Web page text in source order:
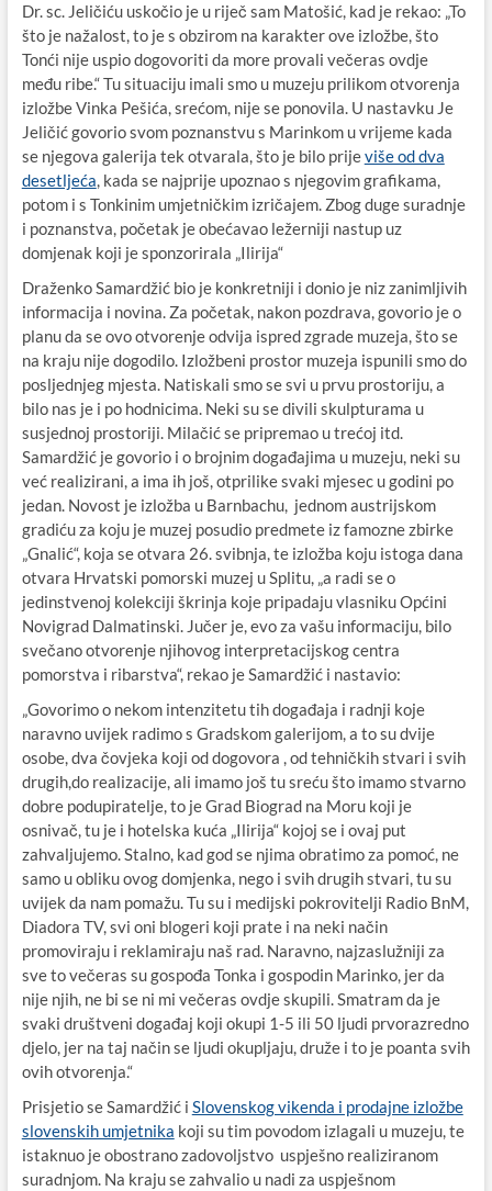
Dr. sc. Jeličiću uskočio je u riječ sam Matošić, kad je rekao: „To
što je nažalost, to je s obzirom na karakter ove izložbe, što
Tonći nije uspio dogovoriti da more provali večeras ovdje
među ribe.“ Tu situaciju imali smo u muzeju prilikom otvorenja
izložbe Vinka Pešića, srećom, nije se ponovila. U nastavku Je
Jeličić govorio svom poznanstvu s Marinkom u vrijeme kada
se njegova galerija tek otvarala, što je bilo prijeviše od dva
desetljeća, kada se najprije upoznao s njegovim grafikama,
potom i s Tonkinim umjetničkim izričajem. Zbog duge suradnje
i poznanstva, početak je obećavao ležerniji nastup uz
domjenak koji je sponzorirala „Ilirija“
Draženko Samardžić bio je konkretniji i donio je niz zanimljivih
informacija i novina. Za početak, nakon pozdrava, govorio je o
planu da se ovo otvorenje odvija ispred zgrade muzeja, što se
na kraju nije dogodilo. Izložbeni prostor muzeja ispunili smo do
posljednjeg mjesta. Natiskali smo se svi u prvu prostoriju, a
bilo nas je i po hodnicima. Neki su se divili skulpturama u
susjednoj prostoriji. Milačić se pripremao u trećoj itd.
Samardžić je govorio i o brojnim događajima u muzeju, neki su
već realizirani, a ima ih još, otprilike svaki mjesec u godini po
jedan. Novost je izložba u Barnbachu, jednom austrijskom
gradiću za koju je muzej posudio predmete iz famozne zbirke
„Gnalić“, koja se otvara 26. svibnja, te izložba koju istoga dana
otvara Hrvatski pomorski muzej u Splitu, „a radi se o
jedinstvenoj kolekciji škrinja koje pripadaju vlasniku Općini
Novigrad Dalmatinski. Jučer je, evo za vašu informaciju, bilo
svečano otvorenje njihovog interpretacijskog centra
pomorstva i ribarstva“, rekao je Samardžić i nastavio:
„Govorimo o nekom intenzitetu tih događaja i radnji koje
naravno uvijek radimo s Gradskom galerijom, a to su dvije
osobe, dva čovjeka koji od dogovora , od tehničkih stvari i svih
drugih,do realizacije, ali imamo još tu sreću što imamo stvarno
dobre podupiratelje, to je Grad Biograd na Moru koji je
osnivač, tu je i hotelska kuća „Ilirija“ kojoj se i ovaj put
zahvaljujemo. Stalno, kad god se njima obratimo za pomoć, ne
samo u obliku ovog domjenka, nego i svih drugih stvari, tu su
uvijek da nam pomažu. Tu su i medijski pokrovitelji Radio BnM,
Diadora TV, svi oni blogeri koji prate i na neki način
promoviraju i reklamiraju naš rad. Naravno, najzaslužniji za
sve to večeras su gospođa Tonka i gospodin Marinko, jer da
nije njih, ne bi se ni mi večeras ovdje skupili. Smatram da je
svaki društveni događaj koji okupi 1-5 ili 50 ljudi prvorazredno
djelo, jer na taj način se ljudi okupljaju, druže i to je poanta svih
ovih otvorenja.“
Prisjetio se Samardžić i Slovenskog vikenda i prodajne izložbe
slovenskih umjetnika koji su tim povodom izlagali u muzeju, te
istaknuo je obostrano zadovoljstvo uspješno realiziranom
suradnjom. Na kraju se zahvalio u nadi za uspješnom